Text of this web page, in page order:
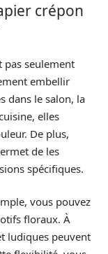
crépon
pas seulement
embellir
dans le salon, la
elles
De plus,
de les
spécifiques.
vous pouvez
floraux. À
ludiques peuvent